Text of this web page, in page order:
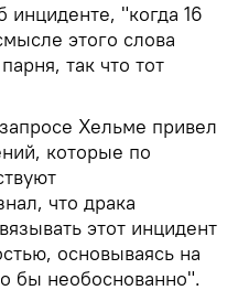
инциденте, "когда 16
этого слова
так что тот
Хельме привел
которые по
что драка
этот инцидент
основываясь на
бы необоснованно".